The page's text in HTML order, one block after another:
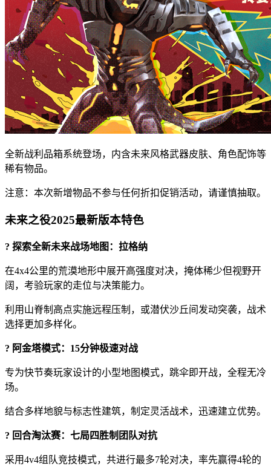
全新战利品箱系统登场，内含未来风格武器皮肤、角色配饰等
稀有物品。
注意：本次新增物品不参与任何折扣促销活动，请谨慎抽取。
未来之役2025最新版本特色
? 探索全新未来战场地图：拉格纳
在4x4公里的荒漠地形中展开高强度对决，掩体稀少但视野开
阔，考验玩家的走位与决策能力。
利用山脊制高点实施远程压制，或潜伏沙丘间发动突袭，战术
选择更加多样化。
? 阿金塔模式：15分钟极速对战
专为快节奏玩家设计的小型地图模式，跳伞即开战，全程无冷
场。
结合多样地貌与标志性建筑，制定灵活战术，迅速建立优势。
? 回合淘汰赛：七局四胜制团队对抗
采用4v4组队竞技模式，共进行最多7轮对决，率先赢得4轮的